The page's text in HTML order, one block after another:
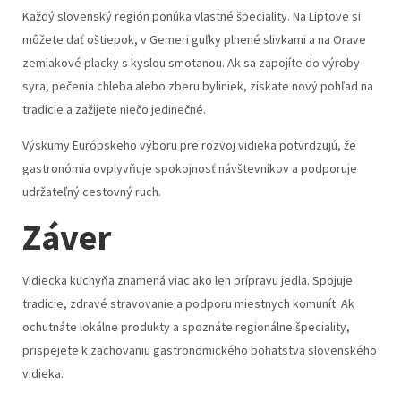
Každý slovenský región ponúka vlastné špeciality. Na Liptove si
môžete dať oštiepok, v Gemeri guľky plnené slivkami a na Orave
zemiakové placky s kyslou smotanou. Ak sa zapojíte do výroby
syra, pečenia chleba alebo zberu byliniek, získate nový pohľad na
tradície a zažijete niečo jedinečné.
Výskumy Európskeho výboru pre rozvoj vidieka potvrdzujú, že
gastronómia ovplyvňuje spokojnosť návštevníkov a podporuje
udržateľný cestovný ruch.
Záver
Vidiecka kuchyňa znamená viac ako len prípravu jedla. Spojuje
tradície, zdravé stravovanie a podporu miestnych komunít. Ak
ochutnáte lokálne produkty a spoznáte regionálne špeciality,
prispejete k zachovaniu gastronomického bohatstva slovenského
vidieka.